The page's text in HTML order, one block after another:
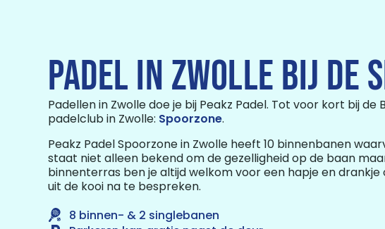
PADEL IN ZWOLLE BIJ DE
Padellen in Zwolle doe je bij Peakz Padel. Tot voor kort bij
padelclub in Zwolle: Spoorzone.
Peakz Padel Spoorzone in Zwolle heeft 10 binnenbanen
staat niet alleen bekend om de gezelligheid op de baan
binnenterras ben je altijd welkom voor een hapje en drankje
uit de kooi na te bespreken.
8 binnen- & 2 singlebanen